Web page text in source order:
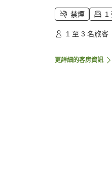
禁煙 1
1 至 3 名旅客
更詳細的客房資訊